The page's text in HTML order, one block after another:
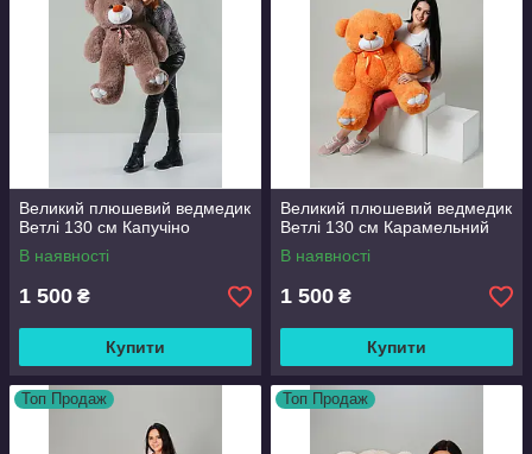
Великий плюшевий ведмедик
Ветлі 130 см Капучіно
В наявності
1 500 ₴
Купити
Великий плюшевий ведмедик
Ветлі 130 см Карамельний
В наявності
1 500 ₴
Купити
Топ Продаж Топ Продаж